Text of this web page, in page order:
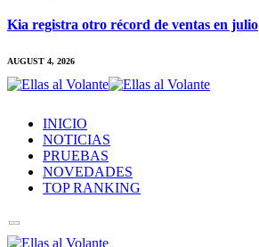
Kia registra otro récord de ventas en julio
AUGUST 4, 2026
INICIO
NOTICIAS
PRUEBAS
NOVEDADES
TOP RANKING